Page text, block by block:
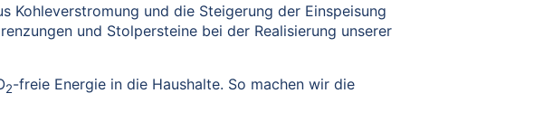
Kohleverstromung und die Steigerung der Einspeisung
und Stolpersteine bei der Realisierung unserer
2-freie Energie in die Haushalte. So machen wir die